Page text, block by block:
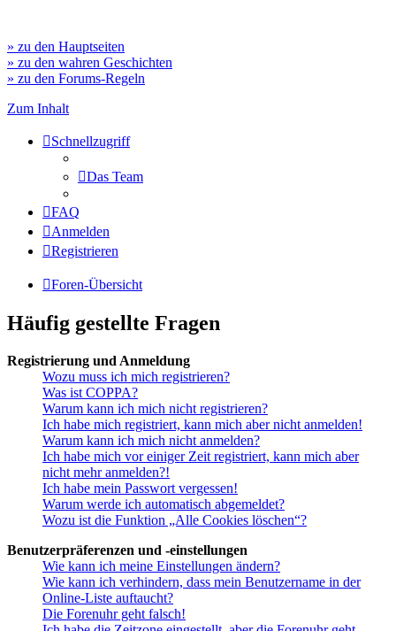
» zu den Hauptseiten
» zu den wahren Geschichten
» zu den Forums-Regeln
Zum Inhalt
Schnellzugriff
Das Team
FAQ
Anmelden
Registrieren
Foren-Übersicht
Häufig gestellte Fragen
Registrierung und Anmeldung
Wozu muss ich mich registrieren?
Was ist COPPA?
Warum kann ich mich nicht registrieren?
Ich habe mich registriert, kann mich aber nicht anmelden!
Warum kann ich mich nicht anmelden?
Ich habe mich vor einiger Zeit registriert, kann mich aber
nicht mehr anmelden?!
Ich habe mein Passwort vergessen!
Warum werde ich automatisch abgemeldet?
Wozu ist die Funktion „Alle Cookies löschen“?
Benutzerpräferenzen und -einstellungen
Wie kann ich meine Einstellungen ändern?
Wie kann ich verhindern, dass mein Benutzername in der
Online-Liste auftaucht?
Die Forenuhr geht falsch!